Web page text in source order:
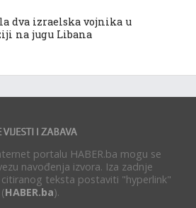
dva izraelska vojnika u
na jugu Libana
portalu HABER.ba mogu se
navođenja izvora. Iza zadnje
citiranog teksta postaviti "hyperlink"
HABER.ba).